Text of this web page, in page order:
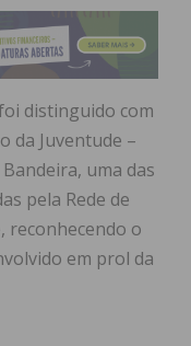
distinguido com
da Juventude –
uma das
pela Rede de
reconhecendo o
em prol da